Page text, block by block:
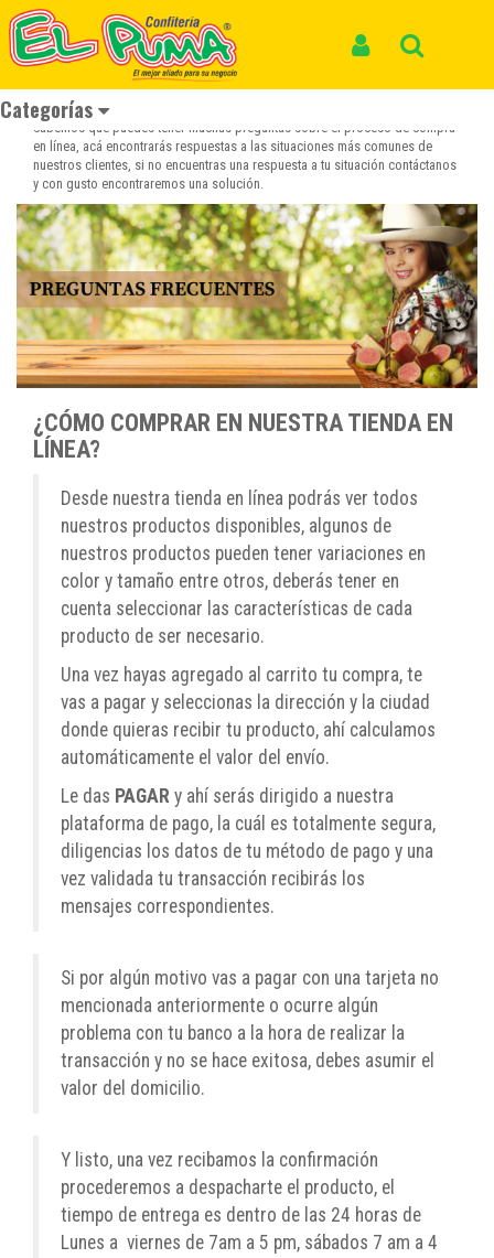
Categorías
Inicio PREGUNTAS FRECUENTES
Preguntas frecuentes sobre la compra en línea
Sabemos que puedes tener muchas preguntas sobre el proceso de compra
en línea, acá encontrarás respuestas a las situaciones más comunes de
nuestros clientes, si no encuentras una respuesta a tu situación contáctanos
y con gusto encontraremos una solución.
¿CÓMO COMPRAR EN NUESTRA TIENDA EN
LÍNEA?
Desde nuestra tienda en línea podrás ver todos
nuestros productos disponibles, algunos de
nuestros productos pueden tener variaciones en
color y tamaño entre otros, deberás tener en
cuenta seleccionar las características de cada
producto de ser necesario.
Una vez hayas agregado al carrito tu compra, te
vas a pagar y seleccionas la dirección y la ciudad
donde quieras recibir tu producto, ahí calculamos
automáticamente el valor del envío.
Le das PAGAR y ahí serás dirigido a nuestra
plataforma de pago, la cuál es totalmente segura,
diligencias los datos de tu método de pago y una
vez validada tu transacción recibirás los
mensajes correspondientes.
Si por algún motivo vas a pagar con una tarjeta no
mencionada anteriormente o ocurre algún
problema con tu banco a la hora de realizar la
transacción y no se hace exitosa, debes asumir el
valor del domicilio.
Y listo, una vez recibamos la confirmación
procederemos a despacharte el producto, el
tiempo de entrega es dentro de las 24 horas de
Lunes a viernes de 7am a 5 pm, sábados 7 am a 4